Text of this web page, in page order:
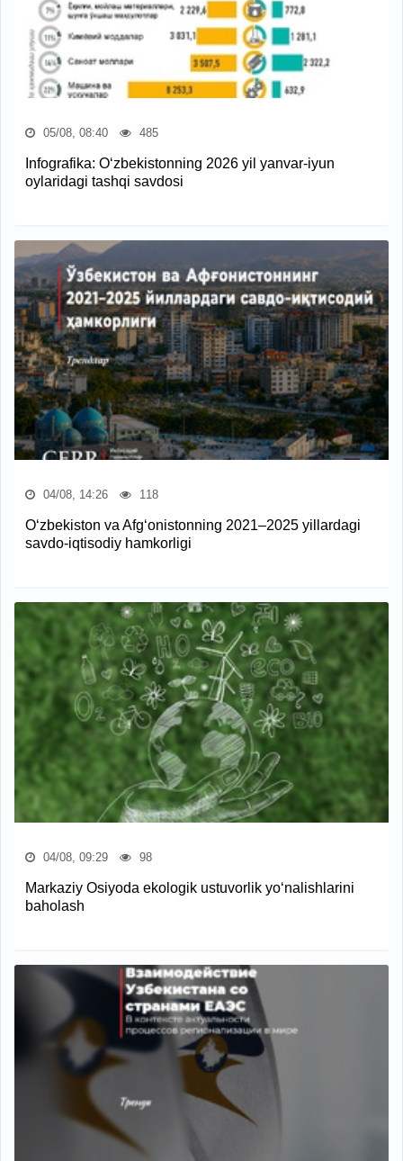
05/08, 08:40 485
Infografika: O‘zbekistonning 2026 yil yanvar-iyun
oylaridagi tashqi savdosi
04/08, 14:26 118
O‘zbekiston va Afg‘onistonning 2021–2025 yillardagi
savdo-iqtisodiy hamkorligi
04/08, 09:29 98
Markaziy Osiyoda ekologik ustuvorlik yo‘nalishlarini
baholash